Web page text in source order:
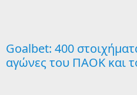
Goalbet: 400
αγώνες του ΠΑΟΚ και